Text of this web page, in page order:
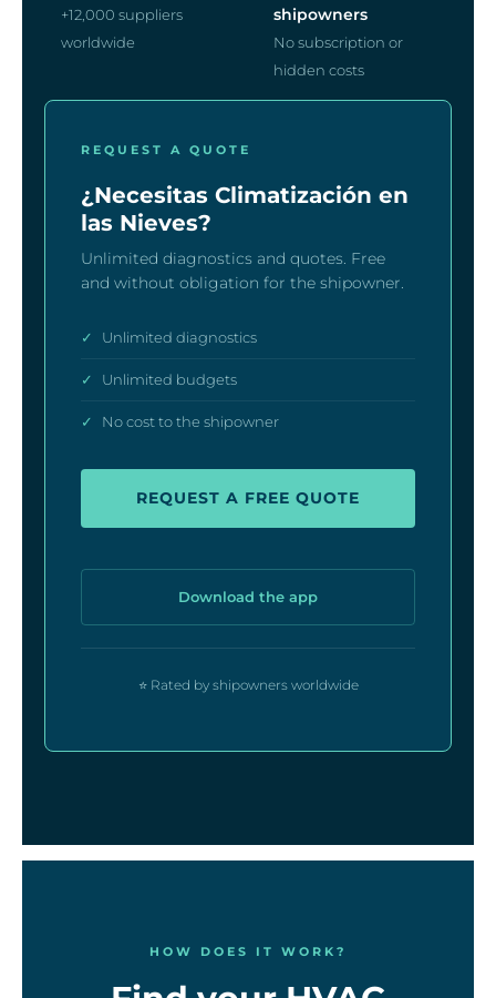
+12,000 suppliers
worldwide
shipowners
No subscription or
hidden costs
REQUEST A QUOTE
¿Necesitas Climatización en
las Nieves?
Unlimited diagnostics and quotes. Free
and without obligation for the shipowner.
✓ Unlimited diagnostics
✓ Unlimited budgets
✓ No cost to the shipowner
REQUEST A FREE QUOTE
Download the app
⭐ Rated by shipowners worldwide
HOW DOES IT WORK?